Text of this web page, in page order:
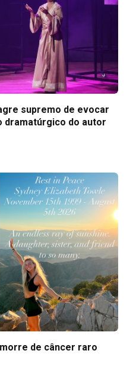
supremo de evocar
dramatúrgico do autor
de câncer raro